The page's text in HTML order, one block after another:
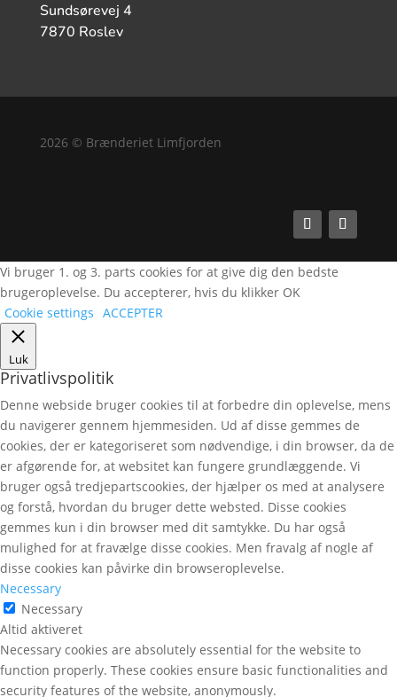
Sundsørevej 4
7870 Roslev
2026 © Brænderiet Limfjorden
Vi bruger 1. og 3. parts cookies for at give dig den bedste
brugeroplevelse. Du accepterer, hvis du klikker OK
Cookie settings ACCEPTER
Luk
Privatlivspolitik
Denne webside bruger cookies til at forbedre din oplevelse, mens
du navigerer gennem hjemmesiden. Ud af disse gemmes de
cookies, der er kategoriseret som nødvendige, i din browser, da de
er afgørende for, at websitet kan fungere grundlæggende. Vi
bruger også tredjepartscookies, der hjælper os med at analysere
og forstå, hvordan du bruger dette websted. Disse cookies
gemmes kun i din browser med dit samtykke. Du har også
mulighed for at fravælge disse cookies. Men fravalg af nogle af
disse cookies kan påvirke din browseroplevelse.
Necessary
Necessary
Altid aktiveret
Necessary cookies are absolutely essential for the website to
function properly. These cookies ensure basic functionalities and
security features of the website, anonymously.